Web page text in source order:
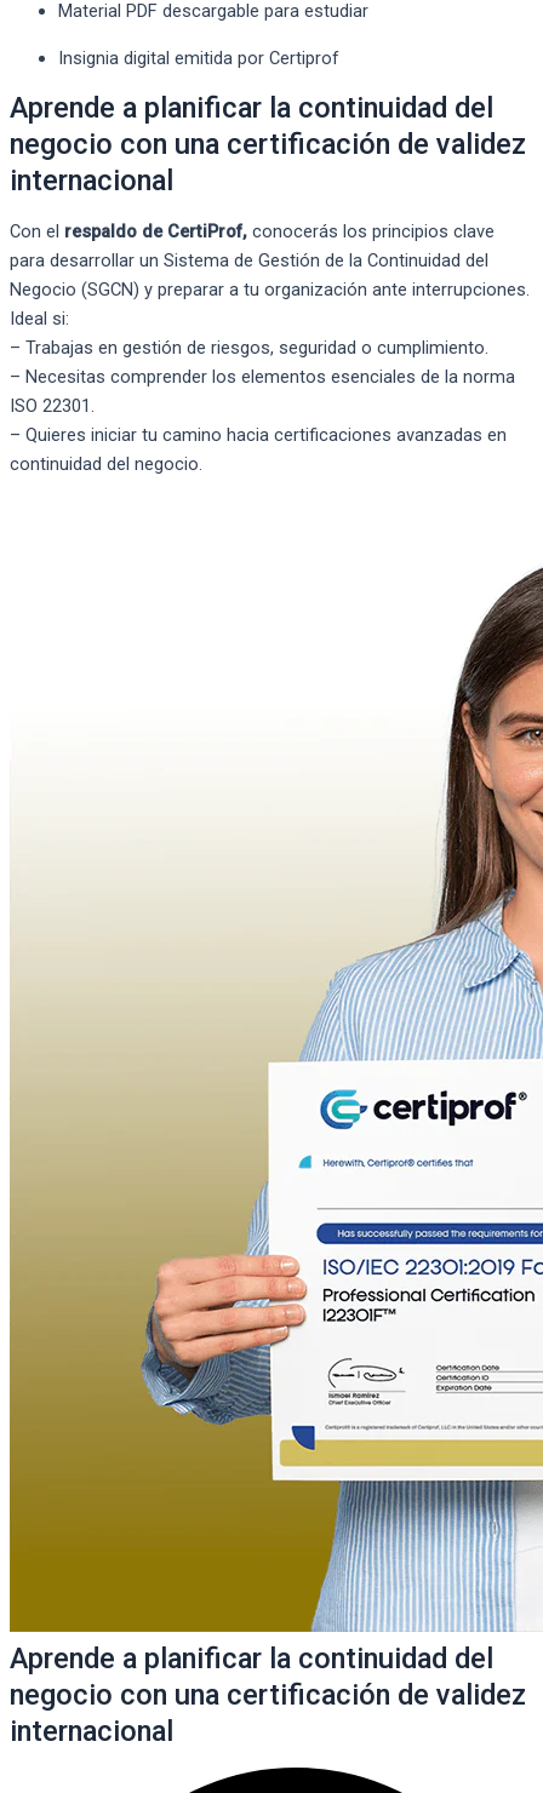
Material PDF descargable para estudiar
Insignia digital emitida por Certiprof
Aprende a planificar la continuidad del
negocio con una certificación de validez
internacional
Con el respaldo de CertiProf, conocerás los principios clave
para desarrollar un Sistema de Gestión de la Continuidad del
Negocio (SGCN) y preparar a tu organización ante interrupciones.
Ideal si:
– Trabajas en gestión de riesgos, seguridad o cumplimiento.
– Necesitas comprender los elementos esenciales de la norma
ISO 22301.
– Quieres iniciar tu camino hacia certificaciones avanzadas en
continuidad del negocio.
Aprende a planificar la continuidad del
negocio con una certificación de validez
internacional